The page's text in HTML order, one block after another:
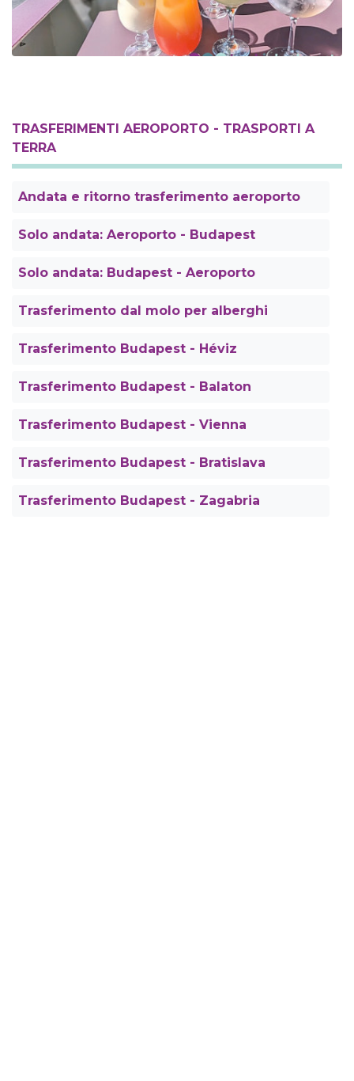
TRASFERIMENTI AEROPORTO - TRASPORTI A
TERRA
Andata e ritorno trasferimento aeroporto
Solo andata: Aeroporto - Budapest
Solo andata: Budapest - Aeroporto
Trasferimento dal molo per alberghi
Trasferimento Budapest - Héviz
Trasferimento Budapest - Balaton
Trasferimento Budapest - Vienna
Trasferimento Budapest - Bratislava
Trasferimento Budapest - Zagabria